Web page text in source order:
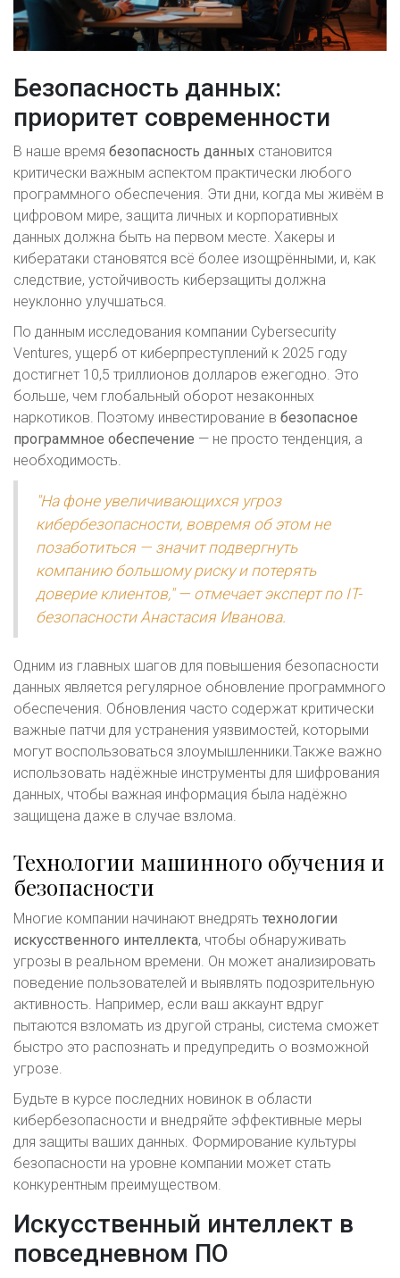
Безопасность данных:
приоритет современности
В наше время безопасность данных становится
критически важным аспектом практически любого
программного обеспечения. Эти дни, когда мы живём в
цифровом мире, защита личных и корпоративных
данных должна быть на первом месте. Хакеры и
кибератаки становятся всё более изощрёнными, и, как
следствие, устойчивость киберзащиты должна
неуклонно улучшаться.
По данным исследования компании Cybersecurity
Ventures, ущерб от киберпреступлений к 2025 году
достигнет 10,5 триллионов долларов ежегодно. Это
больше, чем глобальный оборот незаконных
наркотиков. Поэтому инвестирование в безопасное
программное обеспечение — не просто тенденция, а
необходимость.
"На фоне увеличивающихся угроз
кибербезопасности, вовремя об этом не
позаботиться — значит подвергнуть
компанию большому риску и потерять
доверие клиентов," — отмечает эксперт по IT-
безопасности Анастасия Иванова.
Одним из главных шагов для повышения безопасности
данных является регулярное обновление программного
обеспечения. Обновления часто содержат критически
важные патчи для устранения уязвимостей, которыми
могут воспользоваться злоумышленники.Также важно
использовать надёжные инструменты для шифрования
данных, чтобы важная информация была надёжно
защищена даже в случае взлома.
Технологии машинного обучения и
безопасности
Многие компании начинают внедрять технологии
искусственного интеллекта, чтобы обнаруживать
угрозы в реальном времени. Он может анализировать
поведение пользователей и выявлять подозрительную
активность. Например, если ваш аккаунт вдруг
пытаются взломать из другой страны, система сможет
быстро это распознать и предупредить о возможной
угрозе.
Будьте в курсе последних новинок в области
кибербезопасности и внедряйте эффективные меры
для защиты ваших данных. Формирование культуры
безопасности на уровне компании может стать
конкурентным преимуществом.
Искусственный интеллект в
повседневном ПО